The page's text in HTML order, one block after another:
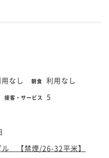
なし 朝食 利用なし
接客・サービス 5
ル 【禁煙/26-32平米】